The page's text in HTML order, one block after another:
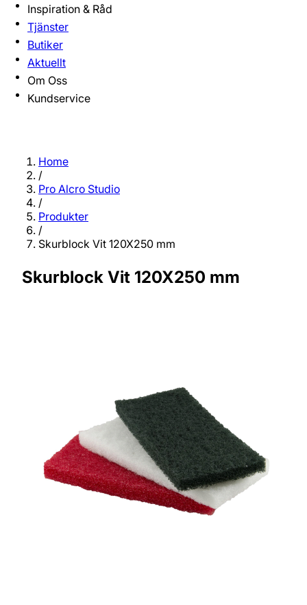
Inspiration & Råd
Tjänster
Butiker
Aktuellt
Om Oss
Kundservice
Home
/
Pro Alcro Studio
/
Produkter
/
Skurblock Vit 120X250 mm
Skurblock Vit 120X250 mm